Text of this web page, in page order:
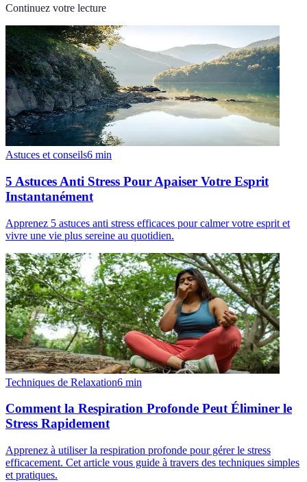
Continuez votre lecture
Astuces et conseils6 min
5 Astuces Anti Stress Pour Apaiser Votre Esprit
Instantanément
Apprenez 5 astuces anti stress efficaces pour calmer votre esprit et
vivre une vie plus sereine au quotidien.
Techniques de Relaxation6 min
Comment la Respiration Profonde Peut Éliminer le
Stress Rapidement
Apprenez à utiliser la respiration profonde pour gérer le stress
efficacement. Cet article vous guide à travers des techniques simples
et pratiques.